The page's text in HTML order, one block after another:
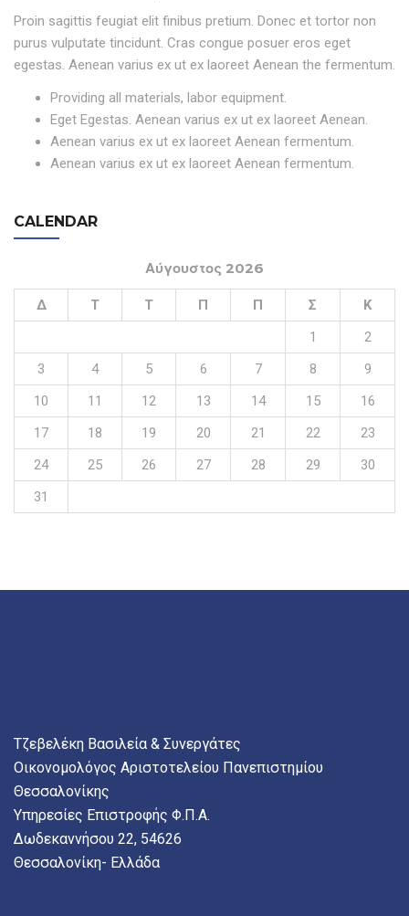
Proin sagittis feugiat elit finibus pretium. Donec et tortor non
purus vulputate tincidunt. Cras congue posuer eros eget
egestas. Aenean varius ex ut ex laoreet Aenean the fermentum.
Providing all materials, labor equipment.
Eget Egestas. Aenean varius ex ut ex laoreet Aenean.
Aenean varius ex ut ex laoreet Aenean fermentum.
Aenean varius ex ut ex laoreet Aenean fermentum.
CALENDAR
Αύγουστος 2026
Δ Τ Τ Π Π Σ
Κ
1
2
3
4 5 6 7 8
9
10
11 12 13 14 15
16
17
18 19 20 21 22
23
24
25 26 27 28 29
30
31
Τζεβελέκη Βασιλεία & Συνεργάτες
Οικονομολόγος Αριστοτελείου Πανεπιστημίου
Θεσσαλονίκης
Υπηρεσίες Επιστροφής Φ.Π.Α.
Δωδεκαννήσου 22, 54626
Θεσσαλονίκη- Ελλάδα